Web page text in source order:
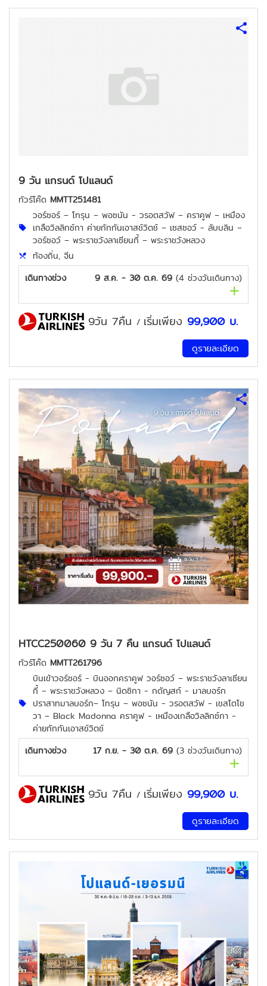
9 วัน แกรนด์ โปแลนด์
ทัวร์โค๊ด MMTT251481
วอร์ซอร์ – โทรุน – พอซนัน - วรอตสวัฟ – คราคูฟ – เหมือง
เกลือวิลลิกซ์กา ค่ายกักกันเอาสช์วิตช์ – เซสซอว์ - ลับบลิน –
วอร์ซอว์ – พระราชวังลาเซียนกี้ – พระราชวังหลวง
ท้องถิ่น, จีน
เดินทางช่วง
9 ส.ค. - 30 ต.ค. 69 (4 ช่วงวันเดินทาง)
9วัน 7คืน / เริ่มเพียง 99,900 บ.
ดูรายละเอียด
HTCC250060 9 วัน 7 คืน แกรนด์ โปแลนด์
ทัวร์โค๊ด MMTT261796
บินเข้าวอร์ซอร์ - บินออกคราคูฟ วอร์ซอว์ – พระราชวังลาเซียน
กี้ – พระราชวังหลวง – นิดซิกา - กดัญสก์ - มาลบอร์ก
ปราสาทมาลบอร์ก– โทรุน – พอซนัน - วรอตสวัฟ - เชสโตโช
วา – Black Madonna คราคูฟ - เหมืองเกลือวิลลิกซ์กา -
ค่ายกักกันเอาสช์วิตช์
เดินทางช่วง
17 ก.ย. - 30 ต.ค. 69 (3 ช่วงวันเดินทาง)
9วัน 7คืน / เริ่มเพียง 99,900 บ.
ดูรายละเอียด